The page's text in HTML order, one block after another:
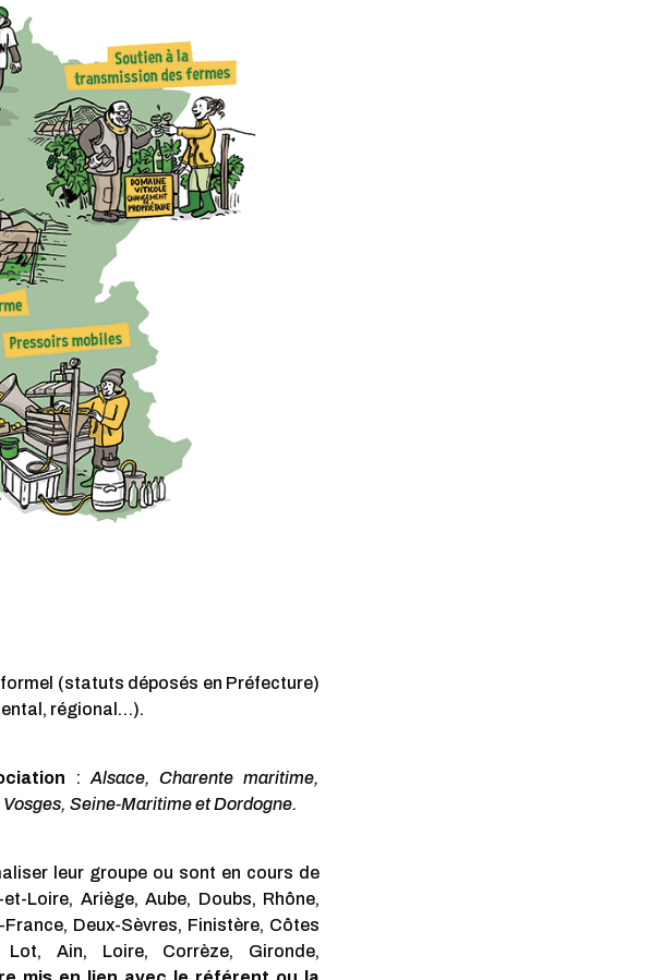
(statuts déposés en Préfecture)
régional…).
: Alsace, Charente maritime,
Seine-Maritime et Dordogne.
leur groupe ou sont en cours de
Loire, Ariège, Aube, Doubs, Rhône,
Deux-Sèvres, Finistère, Côtes
Lot, Ain, Loire, Corrèze, Gironde,